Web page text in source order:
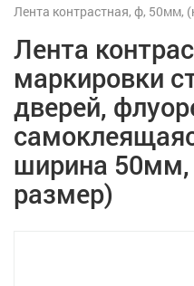
Лента контрастная, ф, 50мм,
Лента
маркировки
дверей,
ширина 50мм,
размер)